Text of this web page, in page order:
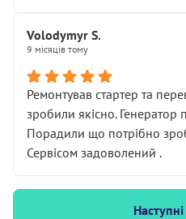
Volodymyr S.
9 місяців тому
Ремонтував стартер та
зробили якісно. Генератор
Порадили що потрібно
Сервісом задоволений .